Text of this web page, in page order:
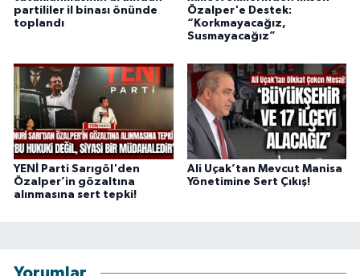
partililer il binası önünde
toplandı
Özalper'e Destek:
“Korkmayacağız,
Susmayacağız”
YENİ Parti Sarıgöl'den
Özalper’in gözaltına
alınmasına sert tepki!
Ali Uçak’tan Mevcut Manisa
Yönetimine Sert Çıkış!